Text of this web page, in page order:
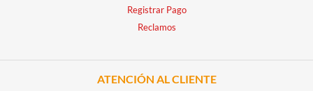
Registrar Pago
Reclamos
ATENCIÓN AL CLIENTE